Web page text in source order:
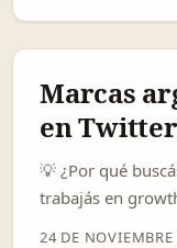
precios
— muchas de
producto +
convertir
marcas). ...
Marcas
en
💡 ¿Por qué
trabajás en
24 DE